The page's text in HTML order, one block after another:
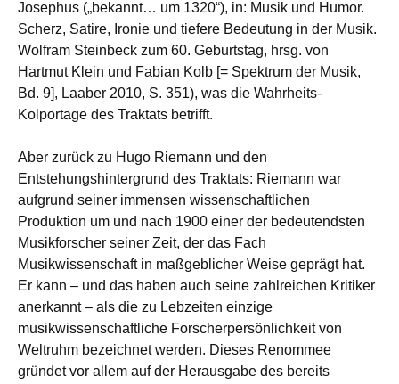
Josephus („bekannt… um 1320“), in: Musik und Humor.
Scherz, Satire, Ironie und tiefere Bedeutung in der Musik.
Wolfram Steinbeck zum 60. Geburtstag, hrsg. von
Hartmut Klein und Fabian Kolb [= Spektrum der Musik,
Bd. 9], Laaber 2010, S. 351), was die Wahrheits-
Kolportage des Traktats betrifft.
Aber zurück zu Hugo Riemann und den
Entstehungshintergrund des Traktats: Riemann war
aufgrund seiner immensen wissenschaftlichen
Produktion um und nach 1900 einer der bedeutendsten
Musikforscher seiner Zeit, der das Fach
Musikwissenschaft in maßgeblicher Weise geprägt hat.
Er kann – und das haben auch seine zahlreichen Kritiker
anerkannt – als die zu Lebzeiten einzige
musikwissenschaftliche Forscherpersönlichkeit von
Weltruhm bezeichnet werden. Dieses Renommee
gründet vor allem auf der Herausgabe des bereits